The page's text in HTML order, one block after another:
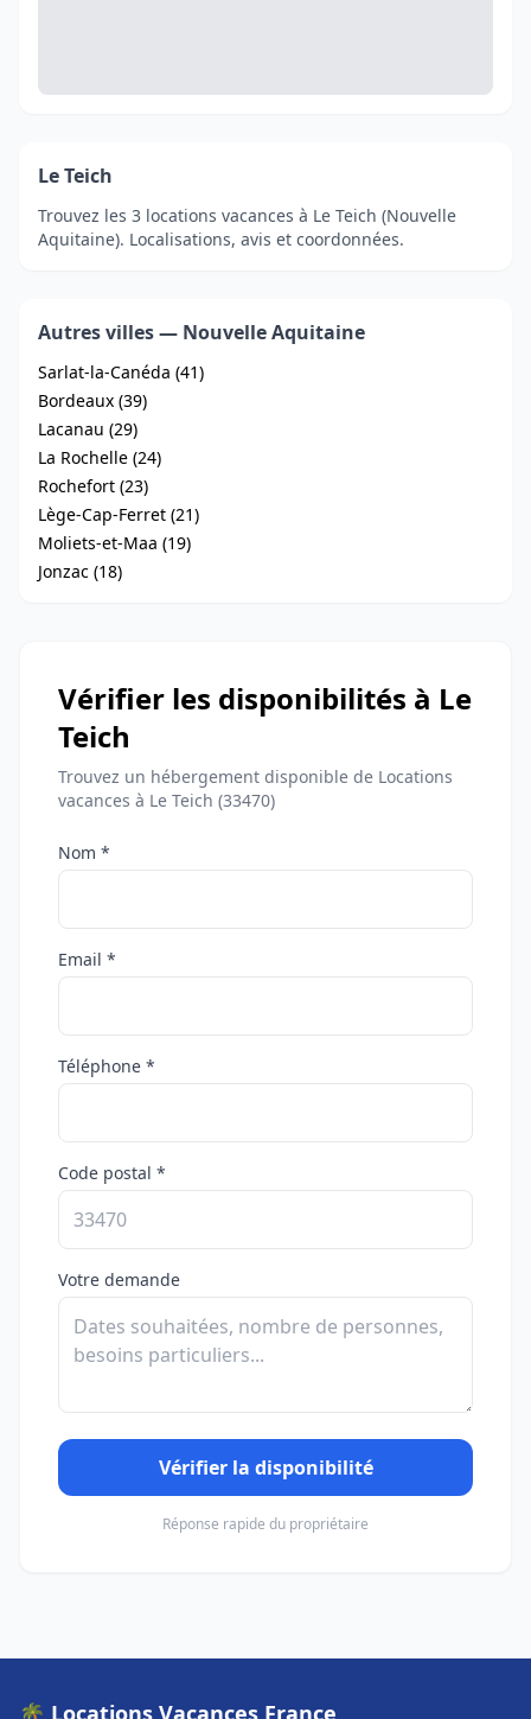
Le Teich
Trouvez les 3 locations vacances à Le Teich (Nouvelle
Aquitaine). Localisations, avis et coordonnées.
Autres villes — Nouvelle Aquitaine
Sarlat-la-Canéda (41)
Bordeaux (39)
Lacanau (29)
La Rochelle (24)
Rochefort (23)
Lège-Cap-Ferret (21)
Moliets-et-Maa (19)
Jonzac (18)
Vérifier les disponibilités à Le
Teich
Trouvez un hébergement disponible de Locations
vacances à Le Teich (33470)
Nom *
Email *
Téléphone *
Code postal *
Votre demande
Vérifier la disponibilité
Réponse rapide du propriétaire
🌴 Locations Vacances France